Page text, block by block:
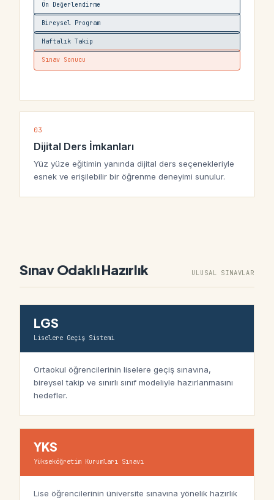
Ön Değerlendirme
Bireysel Program
Haftalık Takip
Sınav Sonucu
03
Dijital Ders İmkanları
Yüz yüze eğitimin yanında dijital ders seçenekleriyle
esnek ve erişilebilir bir öğrenme deneyimi sunulur.
Sınav Odaklı Hazırlık ULUSAL SINAVLAR
LGS
Liselere Geçiş Sistemi
Ortaokul öğrencilerinin liselere geçiş sınavına,
bireysel takip ve sınırlı sınıf modeliyle hazırlanmasını
hedefler.
YKS
Yükseköğretim Kurumları Sınavı
Lise öğrencilerinin üniversite sınavına yönelik hazırlık